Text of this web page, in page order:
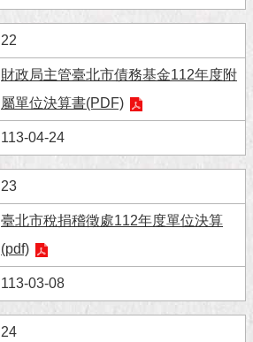
22
財政局主管臺北市債務基金112年度附
屬單位決算書(PDF)
113-04-24
23
臺北市稅捐稽徵處112年度單位決算
(pdf)
113-03-08
24